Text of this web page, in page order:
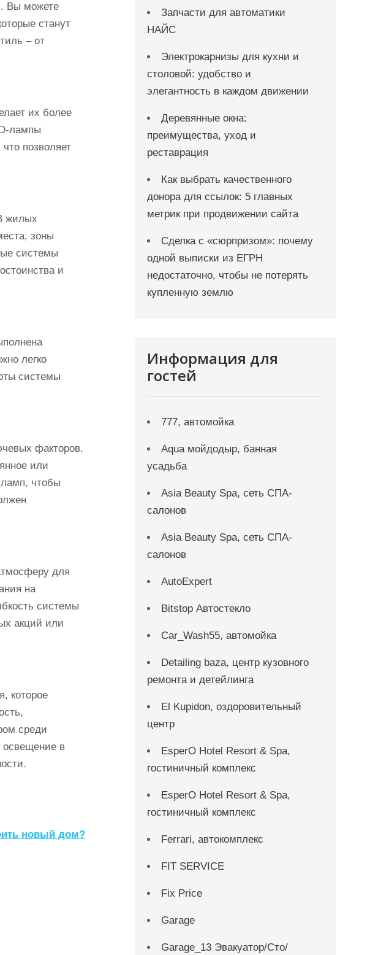
Вы можете
станут
– от
их более
лампы
позволяет
жилых
зоны
системы
и
легко
системы
факторов.
или
чтобы
для
на
системы
акций или
которое
среди
освещение в
новый дом?
Запчасти для автоматики
НАЙС
Электрокарнизы для кухни и
столовой: удобство и
элегантность в каждом движении
Деревянные окна:
преимущества, уход и
реставрация
Как выбрать качественного
донора для ссылок: 5 главных
метрик при продвижении сайта
Сделка с «сюрпризом»: почему
одной выписки из ЕГРН
недостаточно, чтобы не потерять
купленную землю
Информация для
гостей
777, автомойка
Aqua мойдодыр, банная
усадьба
Asia Beauty Spa, сеть СПА-
салонов
Asia Beauty Spa, сеть СПА-
салонов
AutoExpert
Bitstop Автостекло
Car_Wash55, автомойка
Detailing baza, центр кузовного
ремонта и детейлинга
El Kupidon, оздоровительный
центр
EsperO Hotel Resort & Spa,
гостиничный комплекс
EsperO Hotel Resort & Spa,
гостиничный комплекс
Ferrari, автокомплекс
FIT SERVICE
Fix Price
Garage
Garage_13 Эвакуатор/Сто/